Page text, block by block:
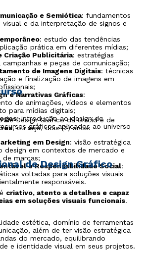
e Semiótica: fundamentos
visual e da interpretação de signos e
: estudo das tendências
prática em diferentes mídias;
Criação Publicitária: estratégias
campanhas e peças de comunicação;
de Imagens Digitais: técnicas
e finalização de imagens em
e Narrativas Gráficas:
de animações, vídeos e elementos
para mídias digitais;
: introdução ao design de
gráficos aplicados ao universo
em Design: visão estratégica
design em contextos de mercado e
de marcas;
e Responsabilidade Social:
voltadas para soluções visuais
responsáveis.
de Design Gráfico da Unicid é de
, ou seja, dois (2) anos.
de Design Gráfico
criativo, atento a detalhes e capaz
em soluções visuais funcionais.
estética, domínio de ferramentas
além de ter visão estratégica
do mercado, equilibrando
e identidade visual em seus projetos.